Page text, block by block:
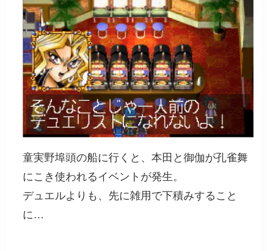
童実野埠頭の船に行くと、本田と御伽が孔雀舞
にこき使われるイベントが発生。
デュエルよりも、先に雑用で下積みすること
に…